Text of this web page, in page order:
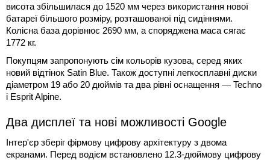
висота збільшилася до 1520 мм через використання нової
батареї більшого розміру, розташованої під сидіннями.
Колісна база дорівнює 2690 мм, а споряджена маса сягає
1772 кг.
Покупцям запропонують сім кольорів кузова, серед яких
новий відтінок Satin Blue. Також доступні легкосплавні диски
діаметром 19 або 20 дюймів та два рівні оснащення — Techno
і Esprit Alpine.
Два дисплеї та нові можливості Google
Інтер'єр зберіг фірмову цифрову архітектуру з двома
екранами. Перед водієм встановлено 12.3-дюймову цифрову